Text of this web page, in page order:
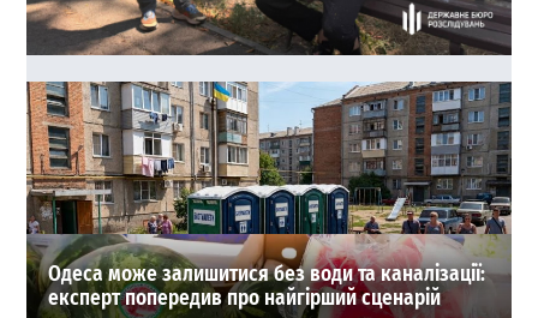
40 тисяч доларів за життя судді: в Одесі зірвали
замовне вбивство
0
03-08-2026 в 22:17
ВИБІР РЕДАКЦІЇ
Одеса може залишитися без води та каналізації:
експерт попередив про найгірший сценарій